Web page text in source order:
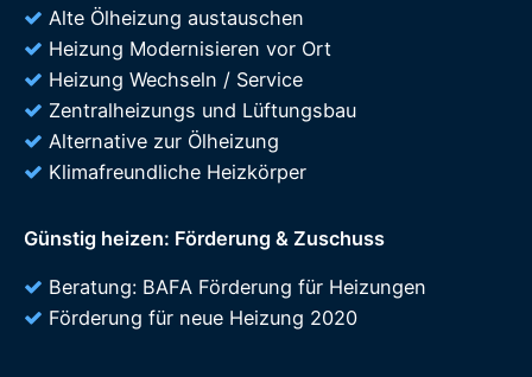
Alte Ölheizung austauschen
Heizung Modernisieren vor Ort
Heizung Wechseln / Service
Zentralheizungs und Lüftungsbau
Alternative zur Ölheizung
Klimafreundliche Heizkörper
Günstig heizen: Förderung & Zuschuss
Beratung: BAFA Förderung für Heizungen
Förderung für neue Heizung 2020